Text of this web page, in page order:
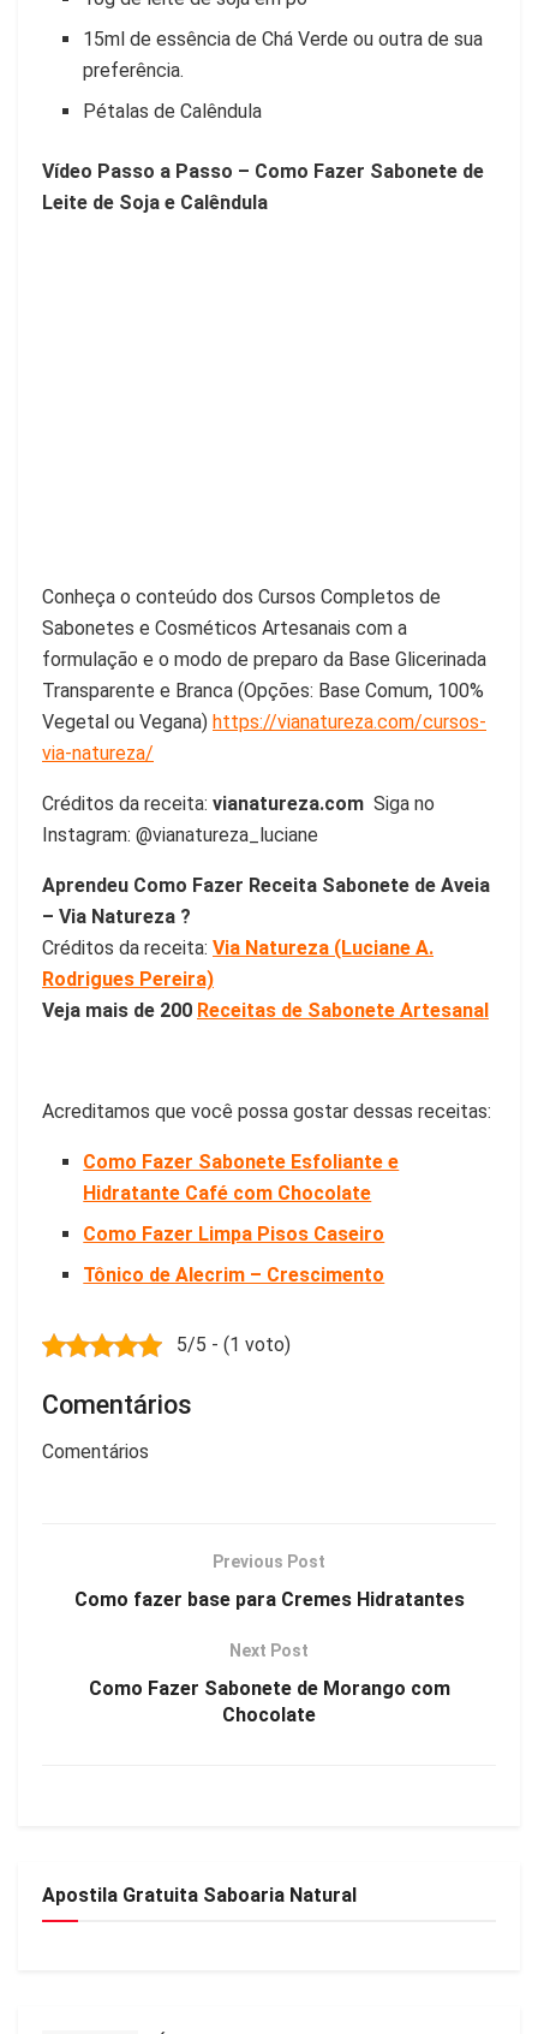
15ml de essência de Chá Verde ou outra de sua
preferência.
Pétalas de Calêndula
Vídeo Passo a Passo – Como Fazer Sabonete de
Leite de Soja e Calêndula
Conheça o conteúdo dos Cursos Completos de
Sabonetes e Cosméticos Artesanais com a
formulação e o modo de preparo da Base Glicerinada
Transparente e Branca (Opções: Base Comum, 100%
Vegetal ou Vegana) https://vianatureza.com/cursos-
via-natureza/
Créditos da receita: vianatureza.com Siga no
Instagram: @vianatureza_luciane
Aprendeu Como Fazer Receita Sabonete de Aveia
– Via Natureza ?
Créditos da receita: Via Natureza (Luciane A.
Rodrigues Pereira)
Veja mais de 200 Receitas de Sabonete Artesanal
Acreditamos que você possa gostar dessas receitas:
Como Fazer Sabonete Esfoliante e
Hidratante Café com Chocolate
Como Fazer Limpa Pisos Caseiro
Tônico de Alecrim – Crescimento
5/5 - (1 voto)
Comentários
Comentários
Previous Post
Como fazer base para Cremes Hidratantes
Next Post
Como Fazer Sabonete de Morango com
Chocolate
Apostila Gratuita Saboaria Natural